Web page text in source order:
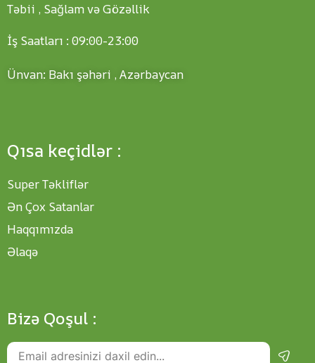
)
Təbii , Sağlam və Gözəllik
İş Saatları : 09:00-23:00
Ünvan: Bakı şəhəri , Azərbaycan
Qısa keçidlər :
Super Təkliflər
Ən Çox Satanlar
Haqqımızda
Əlaqə
Bizə Qoşul :